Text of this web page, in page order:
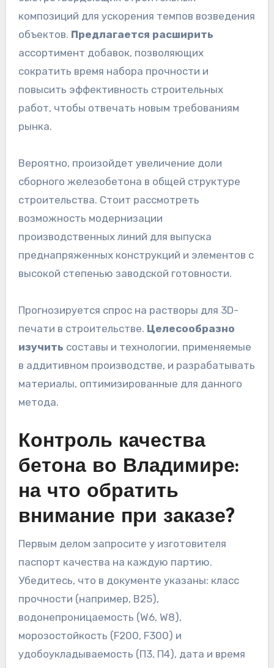
композиций для ускорения темпов возведения
объектов. Предлагается расширить
ассортимент добавок, позволяющих
сократить время набора прочности и
повысить эффективность строительных
работ, чтобы отвечать новым требованиям
рынка.
Вероятно, произойдет увеличение доли
сборного железобетона в общей структуре
строительства. Стоит рассмотреть
возможность модернизации
производственных линий для выпуска
преднапряженных конструкций и элементов с
высокой степенью заводской готовности.
Прогнозируется спрос на растворы для 3D-
печати в строительстве. Целесообразно
изучить составы и технологии, применяемые
в аддитивном производстве, и разрабатывать
материалы, оптимизированные для данного
метода.
Контроль качества
бетона во Владимире:
на что обратить
внимание при заказе?
Первым делом запросите у изготовителя
паспорт качества на каждую партию.
Убедитесь, что в документе указаны: класс
прочности (например, B25),
водонепроницаемость (W6, W8),
морозостойкость (F200, F300) и
удобоукладываемость (П3, П4), дата и время